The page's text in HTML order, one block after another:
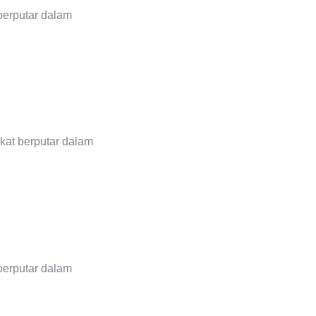
dalam
berputar dalam
dalam